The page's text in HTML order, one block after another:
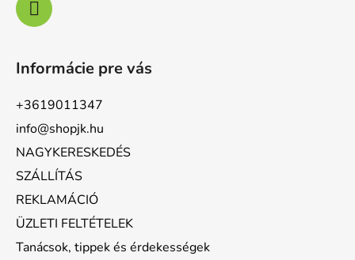
Informácie pre vás
+3619011347
info@shopjk.hu
NAGYKERESKEDÉS
SZÁLLÍTÁS
REKLAMÁCIÓ
ÜZLETI FELTÉTELEK
Tanácsok, tippek és érdekességek